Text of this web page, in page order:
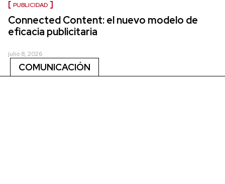
PUBLICIDAD
Connected Content: el nuevo modelo de
eficacia publicitaria
julio 8, 2026
COMUNICACIÓN